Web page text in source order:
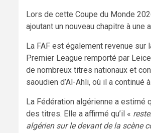
Lors de cette Coupe du Monde
ajoutant un nouveau chapitre à
La FAF est également revenue
Premier League remporté par
de nombreux titres nationaux et
saoudien d’Al-Ahli, où il a
La Fédération algérienne a
des titres. Elle a affirmé qu’il «
algérien sur le devant de la scène